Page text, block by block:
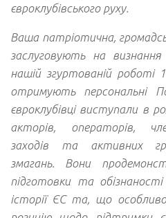
євроклубівського руху.
Ваша патріотична,
заслуговують на
нашій згуртованій роботі
отримують персональні
євроклубівці виступали в
акторів, операторів,
заходів та активних
змагань. Вони
підготовки та
історії ЄС та, що